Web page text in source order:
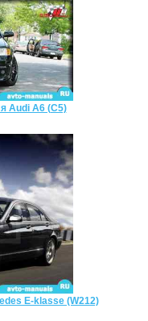
Audi A6 (C5)
E-klasse (W212)